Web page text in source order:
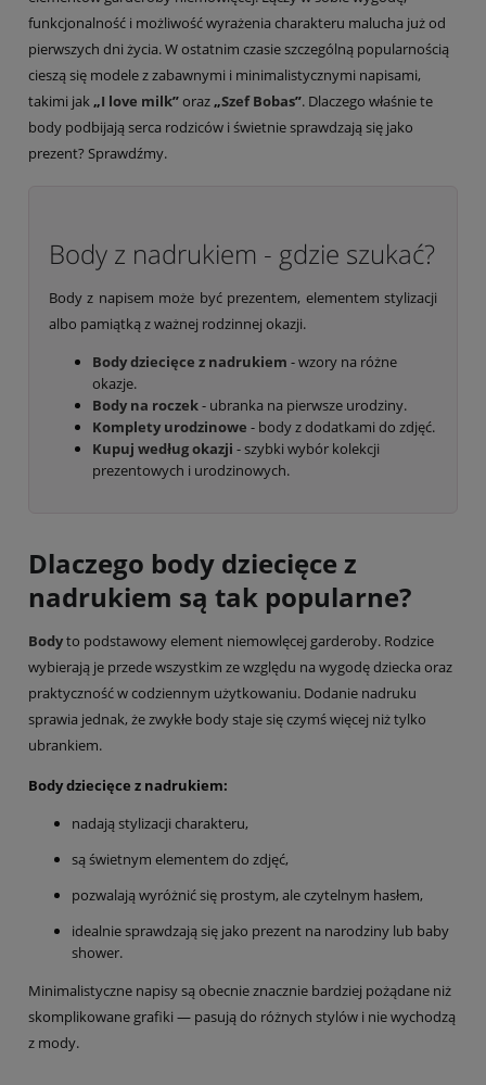
funkcjonalność i możliwość wyrażenia charakteru malucha już od
pierwszych dni życia. W ostatnim czasie szczególną popularnością
cieszą się modele z zabawnymi i minimalistycznymi napisami,
takimi jak„I love milk”oraz„Szef Bobas”. Dlaczego właśnie te
body podbijają serca rodziców i świetnie sprawdzają się jako
prezent? Sprawdźmy.
Body z nadrukiem - gdzie szukać?
Body z napisem może być prezentem, elementem stylizacji
albo pamiątką z ważnej rodzinnej okazji.
Body dziecięce z nadrukiem - wzory na różne
okazje.
Body na roczek- ubranka na pierwsze urodziny.
Komplety urodzinowe - body z dodatkami do zdjęć.
Kupuj według okazji - szybki wybór kolekcji
prezentowych i urodzinowych.
Dlaczego body dziecięce z
nadrukiem są tak popularne?
Bodyto podstawowy element niemowlęcej garderoby. Rodzice
wybierają je przede wszystkim ze względu na wygodę dziecka oraz
praktyczność w codziennym użytkowaniu. Dodanie nadruku
sprawia jednak, że zwykłe body staje się czymś więcej niż tylko
ubrankiem.
Body dziecięce z nadrukiem:
nadają stylizacji charakteru,
są świetnym elementem do zdjęć,
pozwalają wyróżnić się prostym, ale czytelnym hasłem,
idealnie sprawdzają się jako prezent na narodziny lub baby
shower.
Minimalistyczne napisy są obecnie znacznie bardziej pożądane niż
skomplikowane grafiki — pasują do różnych stylów i nie wychodzą
z mody.